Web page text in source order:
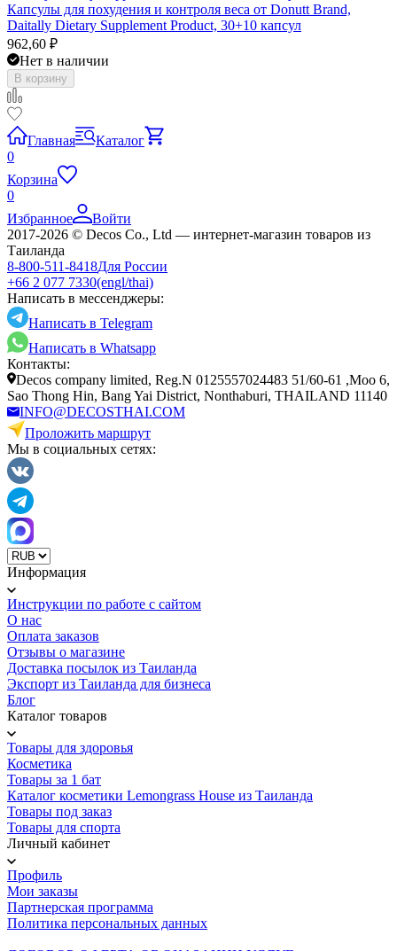
Капсулы для похудения и контроля веса от Donutt Brand,
Daitally Dietary Supplement Product, 30+10 капсул
962,60 ₽
Нет в наличии
В корзину
Главная
Каталог
0
Корзина
0
Избранное
Войти
2017-2026 © Decos Co., Ltd — интернет-магазин товаров из
Таиланда
8-800-511-8418Для России
+66 2 077 7330(engl/thai)
Написать в мессенджеры:
Написать в Telegram
Написать в Whatsapp
Контакты:
Decos company limited, Reg.N 0125557024483 51/60-61 ,Moo 6,
Sao Thong Hin, Bang Yai District, Nonthaburi, THAILAND 11140
INFO@DECOSTHAI.COM
Проложить маршрут
Мы в социальных сетях:
Информация
Инструкции по работе с сайтом
О нас
Оплата заказов
Отзывы о магазине
Доставка посылок из Таиланда
Экспорт из Таиланда для бизнеса
Блог
Каталог товаров
Товары для здоровья
Косметика
Товары за 1 бат
Каталог косметики Lemongrass House из Таиланда
Товары под заказ
Товары для спорта
Личный кабинет
Профиль
Мои заказы
Партнерская программа
Политика персональных данных